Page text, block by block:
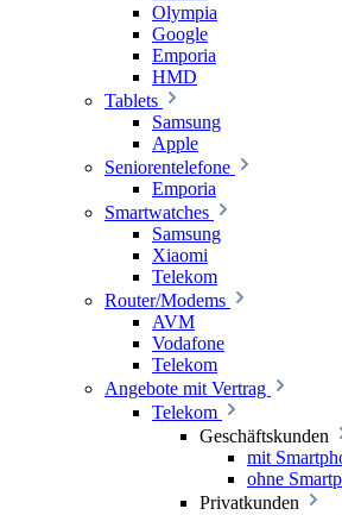
Olympia
Google
Emporia
HMD
Tablets
Samsung
Apple
Seniorentelefone
Emporia
Smartwatches
Samsung
Xiaomi
Telekom
Router/Modems
AVM
Vodafone
Telekom
Angebote mit Vertrag
Telekom
Geschäftskunden
mit
ohne
Privatkunden